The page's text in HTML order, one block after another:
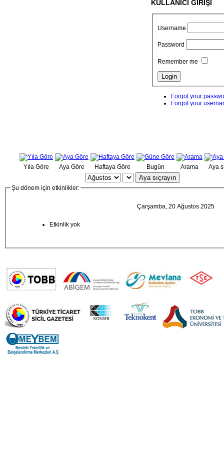
KULLANICI GİRİŞİ
Username
Password
Remember me
Forgot your
Forgot your
Yıla Göre Aya Göre Haftaya Göre Bugün Arama Aya
Aya sıçrayın
Şu dönem için etkinlikler:
Çarşamba, 20 Ağustos 2025
Etkinlik yok